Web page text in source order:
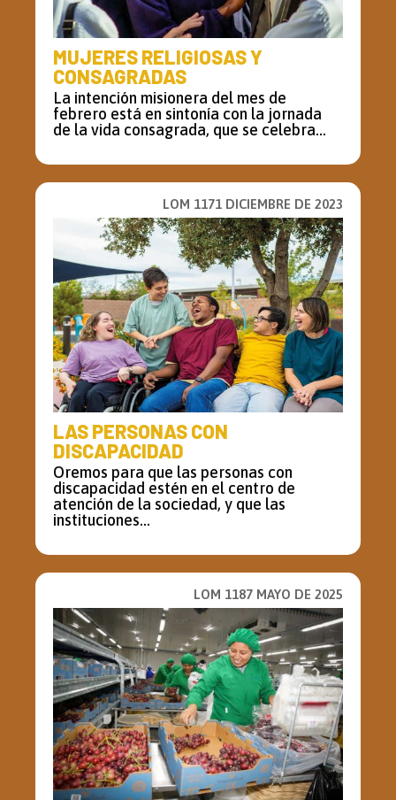
MUJERES RELIGIOSAS Y
CONSAGRADAS
La intención misionera del mes de
febrero está en sintonía con la jornada
de la vida consagrada, que se celebra...
LOM 1171 DICIEMBRE DE 2023
LAS PERSONAS CON
DISCAPACIDAD
Oremos para que las personas con
discapacidad estén en el centro de
atención de la sociedad, y que las
instituciones...
LOM 1187 MAYO DE 2025